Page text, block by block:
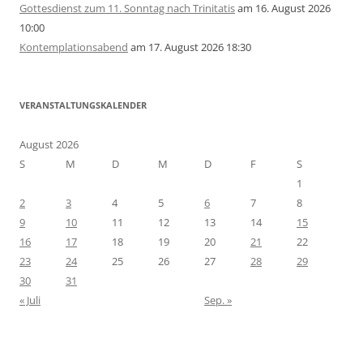
Gottesdienst zum 11. Sonntag nach Trinitatisam 16. August 2026
10:00
Kontemplationsabend am 17. August 2026 18:30
VERANSTALTUNGSKALENDER
August 2026
S
M D M D F
S
1
2
3 4 5 6 7
8
9
10 11 12 13 14
15
16
17 18 19 20 21
22
23
24 25 26 27 28
29
30
31
« Juli
Sep. »